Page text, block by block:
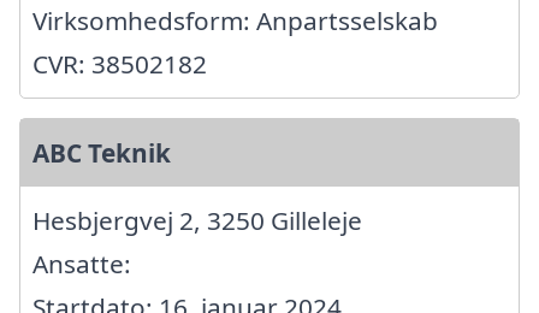
Virksomhedsform: Anpartsselskab
CVR: 38502182
ABC Teknik
Hesbjergvej 2, 3250 Gilleleje
Ansatte: